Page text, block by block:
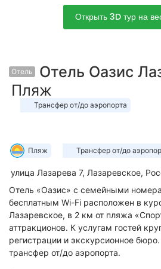
Открыть 3D тур на
Отель
Отель Оазис
Пляж
Трансфер
до
аэропорта.
Трансфер
от/
до
Трансфер от/до аэропорта
Пляж.
В
этом
объекте
размещения
Пляж
Трансфер
от/
до
аэропорта.
Трансфер
Трансфер от/до
улица Лазарева 7, Лазаревское,
Отель «Оазис» с семейными
бесплатным Wi-Fi расположен в
Лазаревское, в 2 км от пляжа
аттракционов. К услугам гостей
регистрации и экскурсионное
трансфер от/до аэропорта.